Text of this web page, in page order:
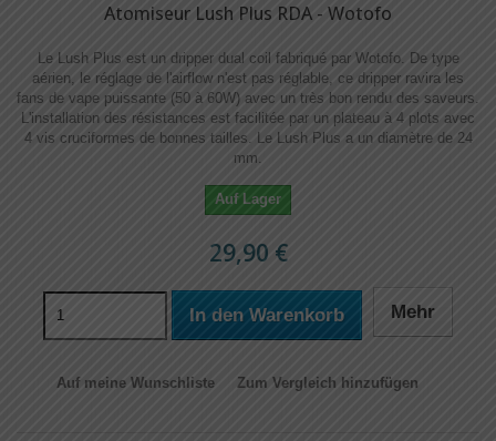
Atomiseur Lush Plus RDA - Wotofo
Le Lush Plus est un dripper dual coil fabriqué par Wotofo. De type
aérien, le réglage de l'airflow n'est pas réglable, ce dripper ravira les
fans de vape puissante (50 à 60W) avec un très bon rendu des saveurs.
L'installation des résistances est facilitée par un plateau à 4 plots avec
4 vis cruciformes de bonnes tailles. Le Lush Plus a un diamètre de 24
mm.
Auf Lager
29,90 €
In den Warenkorb Mehr
Auf meine Wunschliste Zum Vergleich hinzufügen